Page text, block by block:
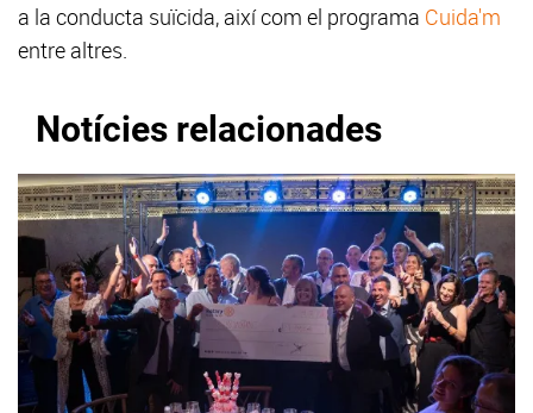
a la conducta suïcida, així com el programa Cuida'm
entre altres.
Notícies relacionades